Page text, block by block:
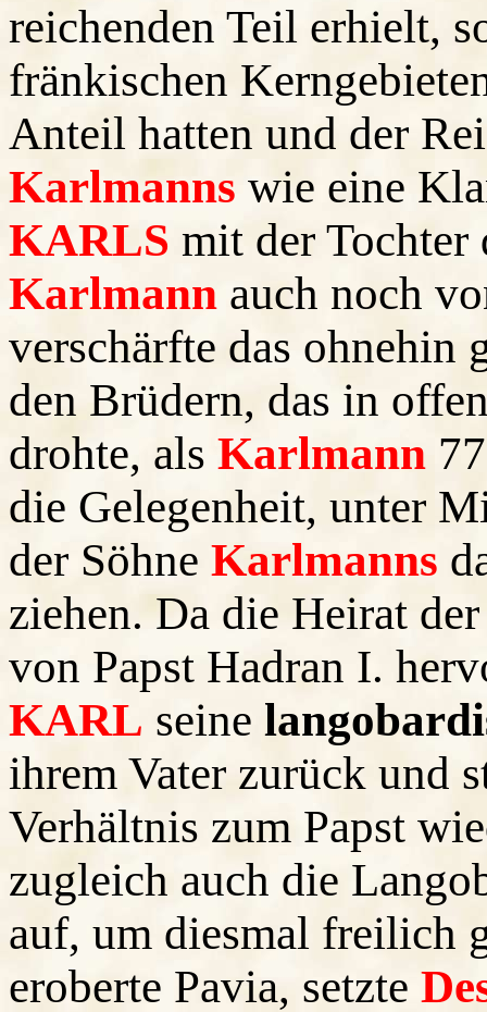
reichenden Teil erhielt,
fränkischen
Anteil hatten und der
Karlmanns wie eine
KARLS mit der Tochter
Karlmann auch noch
verschärfte das ohnehin
den Brüdern, das in
drohte, als Karlmann
die Gelegenheit, unter
der Söhne Karlmanns
ziehen. Da die Heirat
von Papst Hadran I.
KARL seine
ihrem Vater zurück und
Verhältnis zum Papst
zugleich auch die
auf, um diesmal freilich
eroberte Pavia, setzte